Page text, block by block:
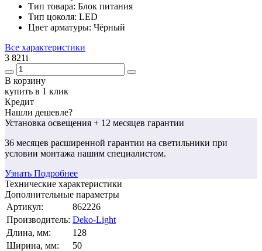
Тип товара: Блок питания
Тип цоколя: LED
Цвет арматуры: Чёрный
Все характеристики
3 821i
В корзину
купить в 1 клик
Кредит
Нашли дешевле?
Установка освещения + 12 месяцев гарантии
36 месяцев расширенной гарантии на светильники при
условии монтажа нашим специалистом.
Узнать Подробнее
Технические характеристики
Дополнительные параметры
Артикул:
862226
Производитель: Deko-Light
Длина, мм:
128
Ширина, мм:
50